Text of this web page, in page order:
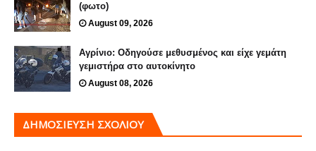
(φωτο)
August 09, 2026
Αγρίνιο: Οδηγούσε μεθυσμένος και είχε γεμάτη
γεμιστήρα στο αυτοκίνητο
August 08, 2026
ΔΗΜΟΣΊΕΥΣΗ ΣΧΟΛΊΟΥ